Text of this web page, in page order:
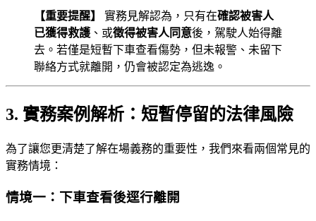
【重要提醒】 實務見解認為，只有在確認被害人
已獲得救護 、或徵得被害人同意後，駕駛人始得離
去。若僅是短暫下車查看傷勢，但未報警、未留下
聯絡方式就離開，仍會被認定為逃逸。
3. 實務案例解析：短暫停留的法律風險
為了讓您更清楚了解在場義務的重要性，我們來看兩個常見的
實務情境：
情境一：下車查看後逕行離開